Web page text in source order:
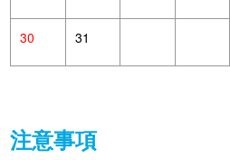
30 31
注意事項